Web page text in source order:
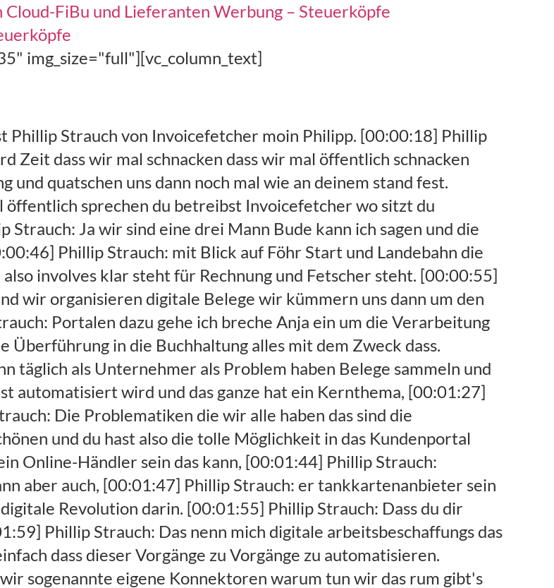
Cloud-FiBu und LieferantenWerbung – Steuerköpfe
img_size="full"][vc_column_text]
dann lädt euer Service die Rechnung die da für mich erstellt werden [00:04:11] Claas: herunter und reicht sie automatisch weiter an meine online Buchhaltung wenn ich das so will. [00:04:16] Phillip Strauch: Ganz genau. [00:04:18] Claas: Ich erspare mir das Einloggen runterladen und das Einloggen bei meiner online Buchhaltung und wieder hochladen der Dokumente deshalb bin ich aus und zufriedener Kunde bei dir Philipp. [00:04:28] Phillip Strauch: Na da freue ich mich sehr drüber also wir sind auch ganz schön stark gewachsen in den letzten drei Jahren die ursprünglichen Firmengründung war ja 2016 und dann habe ich mich ganz klassisch hier um KfW-StartGeld gekümmert und wir haben 2017 auf der CeBIT, [00:04:43] Phillip Strauch: anders kannst du auch mal getestet na also. [00:04:46] Phillip Strauch: Ging die Leute uns Ihre Passwörter damit wir das durchführen können weil die Ursprungs Thematik die kam von mir persönlich bzw von meiner Eltern hat es hat alles irgendwie mal 2008 am Kaffeetisch meine Eltern angefangen was hat sich über die Jahre so bisschen entwickelt. [00:05:02] Phillip Strauch: Um jetzt nicht noch tiefer reinzugehen es gab viele Gesetzesänderung oder du durftest um 2012 herum noch nicht meine Rechnung per E-Mail verschicken ohne elektronische Signatur. [00:05:13] Phillip Strauch: Ist völlig außer. [00:05:15] Phillip Strauch: Und am jetzt sagen alle Digitalisierung wir machen tolle Portale und die Kunden können sich einloggen und kriegen ihre Rechnung aber haben das, [00:05:24] Phillip Strauch: ist nicht so schön. [00:05:25] Claas: Wie schön es ist sehr ist es stupide Arbeit. [00:05:28] Phillip Strauch: Stell die NISSAN Serviceabteilung vor da haben die Mitarbeiter wenn es um Ersatzteile und Kundenaufträge gibt dann was anderes zu tun als von drei Logistikern am Ende des Monats, [00:05:41] Phillip Strauch: die die Abrechnung abzuholen um irgendwie vom vom vom Versenden von Ersatzteilen völlig irre und das wird oft auch als Feature verkauft. [00:05:50] Claas: Ja [00:05:52] Phillip Strauch: Du du lächelst das ist. [00:05:53] Claas: Ja wie die wie die SB Kasse im Supermarkt ist das nicht toll dass man jetzt selber solche beginn läuft gut aber du hast gesagt 2008 erst die Idee am Kaffeetisch der Eltern heute bist du bei wie viel Kunden. [00:06:06] Phillip Strauch: Dann lass uns mal direkt gucken dachte die hier in den Lifestyle na das war ich auch so verstehst ja [00:06:12] Phillip Strauch: das sind 4390 Unternehmenskunden die wir weltweit [00:06:17] Phillip Strauch: und das ist schon schön ordentlich und da muss ich sagen da sind wir erstens die mit durch drüber wir sind im Kernteam zu dritt und dann haben noch freie Leute die kommen alle irgendwie aus meinem Dunstkreis und dann versuchen wir Europa ein bisschen zu verändern. [00:06:31] Claas: Ja okay gut also ich kann mir verschiedene ja, [00:06:37] Claas: Stufen bei deinem Service Dahl buchen und das hängt meistens ab davon wie viele Portale ich monatlich immer so regelmäßig anzapfen will das ist glaube ich so Didi Kern. [00:06:47] Claas: Zielgröße davon wonach sich der Preis bei dir richteten und es geht los bei wie viel Euro und hat auch bei was. [00:06:53] Phillip Strauch: Naja startet vor allem für viele Kunden oft kostenlos weil wir ganz klar sagen lieber Kunde probier uns aus und guck dir erstmal an ob das was für dich ist dass wir dort anbieten es gibt nämlich Kunden für die ist das gar nichts [00:07:05] Phillip Strauch: ambis hängt erstmal von internen Prozessen ab je nachdem manchmal werden Dokumente noch ausgedruckt bei einfach der Processus sowas ist ja nicht unbedingt schlecht [00:07:14] Phillip Strauch: aber oft ist es so das muss auch zum Gesamtpaket passen ja und dann haben wir verschiedene Tarif Abstufungen wir haben z.b. [00:07:24] Phillip Strauch: Den easy Tarif da sagen wir ganz klar da kriegst du für umgerechnet im Monat 2,99 € die Abholung aus drei Portalen und wenn stuft sich das so hoch also wir haben, [00:07:35] Phillip Strauch: Pakete wo du sagen kannst du kannst aus drei Portalen Belege abholen lassen am tagesaktuell Wochen aktuell Monats aktuell dann machen wir auch keine Einschränkungen. [00:07:45] Phillip Strauch: Der Klassiker ist bei uns so der Standardtarif das sind 10 Portale in inkludiert und die Invoicefetcher E-Mail. [00:07:54] Phillip Strauch: Und dann sagen wir ganz klar es ist eine unbegrenzte Anzahl an Dokumenten die machen dort lediglich eine Unterscheidung beim Speicher, [00:08:02] Phillip Strauch: wobei ich digitale Belege in der Regel so klein sind dass es nicht ins Gewicht fällt sei denn du schickst uns 5nd Scans. [00:08:12] Phillip Strauch: Dann sieht die Sache schon ein bisschen anders aus aber auch das Überwachen wir geben dem Kunden Feedback, [00:08:16] Phillip Strauch: was hat das vielleicht noch an einstellen kann und es gibt durchaus auch Portal Rechnungen z.b. die von Facebook ne Facebook advertising. [00:08:26] Phillip Strauch: Da sind die Rechnungen ein Megabyte groß und dann fragt man sich warum das so ist und dann kann man sagen, [00:08:33] Phillip Strauch: Facebook das nicht auf die Kette bekommt das Logo klein ist das Dokument zu packen da hattest Logo schon ein Megabyte. [00:08:40] Phillip Strauch: Und mit so ein Sachen haben wir den ganzen Tag zu kämpfen wenn wir solche Sachen entwickeln und uns das auch ganz genau analysieren was dort eigentlich so passiert. [00:08:49] Phillip Strauch: Dann hier lesen bei uns am Portal Rechnungen zu 100% eine Rechnungsnummer aus. [00:08:54] Phillip Strauch: Kann man Rechnungsdatum brutto und Nettobetrag ne Währung bei Amazon das ist oft auch noch die Bestellnummer die kann ganz interessant sein um z.b. das als zahlungsreferenz mitzugeben in